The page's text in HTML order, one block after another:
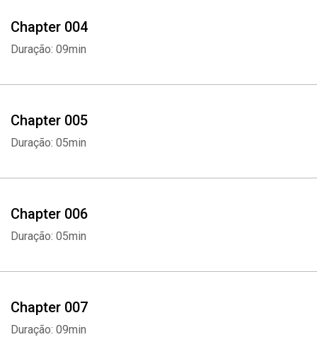
Chapter 004
Duração: 09min
Chapter 005
Duração: 05min
Chapter 006
Duração: 05min
Chapter 007
Duração: 09min